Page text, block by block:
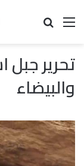
القائمة
تحرير جبل
والبيضاء